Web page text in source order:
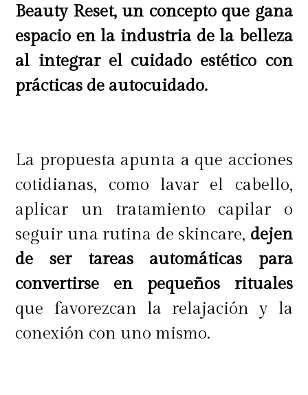
pestañas para un efecto de apertura
de ojos instantáneo.
de 40°que se eleva de raíz a punta y
llega de esquina a esquina. Cuenta
con fibras de ondas flexibles de
origen natural que agarran, definen
y separan las pestañas de manera
limpia y uniforme. ¡Un match
perfecto para pestañas únicas!
Beauty Reset, un concepto que gana
espacio en la industria de la belleza
al integrar el cuidado estético con
prácticas de autocuidado.
La propuesta apunta a que acciones
cotidianas, como lavar el cabello,
aplicar un tratamiento capilar o
seguir una rutina de skincare, dejen
de ser tareas automáticas para
convertirse en pequeños rituales
que favorezcan la relajación y la
conexión con uno mismo.